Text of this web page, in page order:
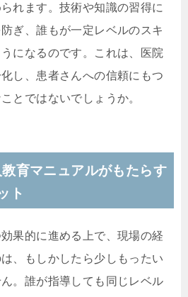
れます。技術や知識の習得に
ぎ、誰もが一定レベルのスキ
になるのです。これは、医院
し、患者さんへの信頼にもつ
とではないでしょうか。
育マニュアルがもたらす
ト
果的に進める上で、現場の経
、もしかしたら少しもったい
。誰が指導しても同じレベル